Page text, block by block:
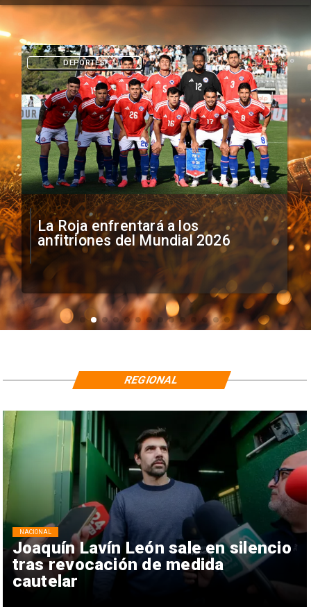
La Roja enfrentará a los
anfitriones del Mundial 2026
DEPORTES
Joaquín Lavín León sale en silencio
tras revocación de medida
cautelar
NACIONAL
REGIONAL